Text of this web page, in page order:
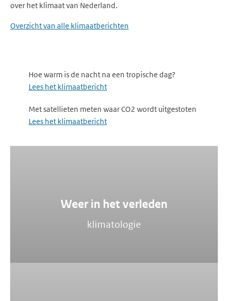
over het klimaat van Nederland.
Overzicht van alle klimaatberichten
Hoe warm is de nacht na een tropische dag?
Lees het klimaatbericht
Met satellieten meten waar CO2 wordt uitgestoten
Lees het klimaatbericht
Weer in het verleden
klimatologie